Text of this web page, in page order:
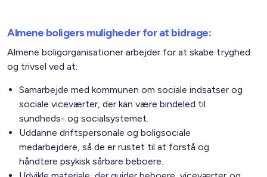
Almene boligers muligheder for at bidrage:
Almene boligorganisationer arbejder for at skabe tryghed
og trivsel ved at:
Samarbejde med kommunen om sociale indsatser og
sociale viceværter, der kan være bindeled til
sundheds- og socialsystemet.
Uddanne driftspersonale og boligsociale
medarbejdere, så de er rustet til at forstå og
håndtere psykisk sårbare beboere.